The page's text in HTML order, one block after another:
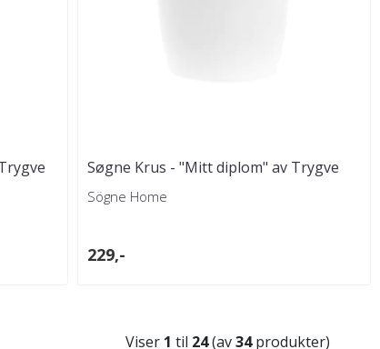
Søgne Krus - "Mitt diplom" av Trygve
Skaug
Sögne Home
229,-
Viser 1 til 24(av34produkter)